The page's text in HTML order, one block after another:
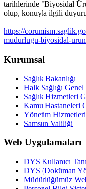
tarihlerinde "Biyosidal
olup, konuyla ilgili duyuru
https://
mudurlugu-biyosidal-
Kurumsal
Sağlık Bakanlığı
Halk Sağlığı
Sağlık Hizmetleri
Kamu Hastaneleri
Yönetim
Samsun Valiliği
Web Uygulamaları
DYS Kullanıcı
DYS (Doküman
Müdürlüğümüz